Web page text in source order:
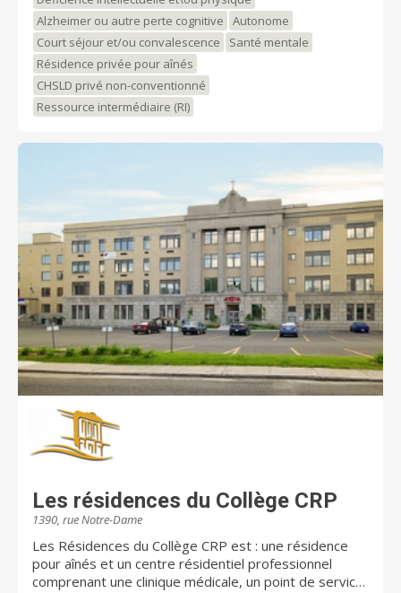
d’Agrément (CQA) et sont membres de l'Association
des ressources intermédiaires d'hébergement du
Québec (ARIHQ).
Alzheimer ou autre perte cognitive
Autonome
Court séjour et/ou convalescence
Santé mentale
Résidence privée pour aînés
CHSLD privé non-conventionné
Ressource intermédiaire (RI)
Les résidences du Collège CRP
1390, rue Notre-Dame
Les Résidences du Collège CRP est : une résidence
pour aînés et un centre résidentiel professionnel
comprenant une clinique médicale, un point de service